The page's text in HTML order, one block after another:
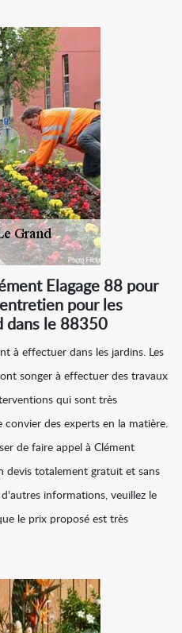
Elagage 88 pour
pour les
dans le 88350
à effectuer dans les jardins. Les
songer à effectuer des travaux
qui sont très
des experts en la matière.
de faire appel à Clément
devis totalement gratuit et sans
informations, veuillez le
le prix proposé est très